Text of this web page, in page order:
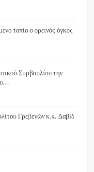
τοπίο ο ορεινός όγκος
Συμβουλίου την
Γρεβενών κ.κ. Δαβίδ